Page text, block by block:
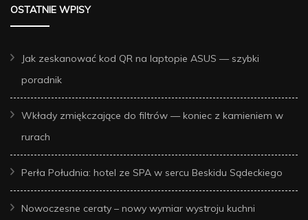
OSTATNIE WPISY
Jak zeskanować kod QR na laptopie ASUS — szybki
poradnik
Wkłady zmiękczające do filtrów — koniec z kamieniem w
rurach
Perła Południa: hotel ze SPA w sercu Beskidu Sądeckiego
Nowoczesne ceraty – nowy wymiar wystroju kuchni